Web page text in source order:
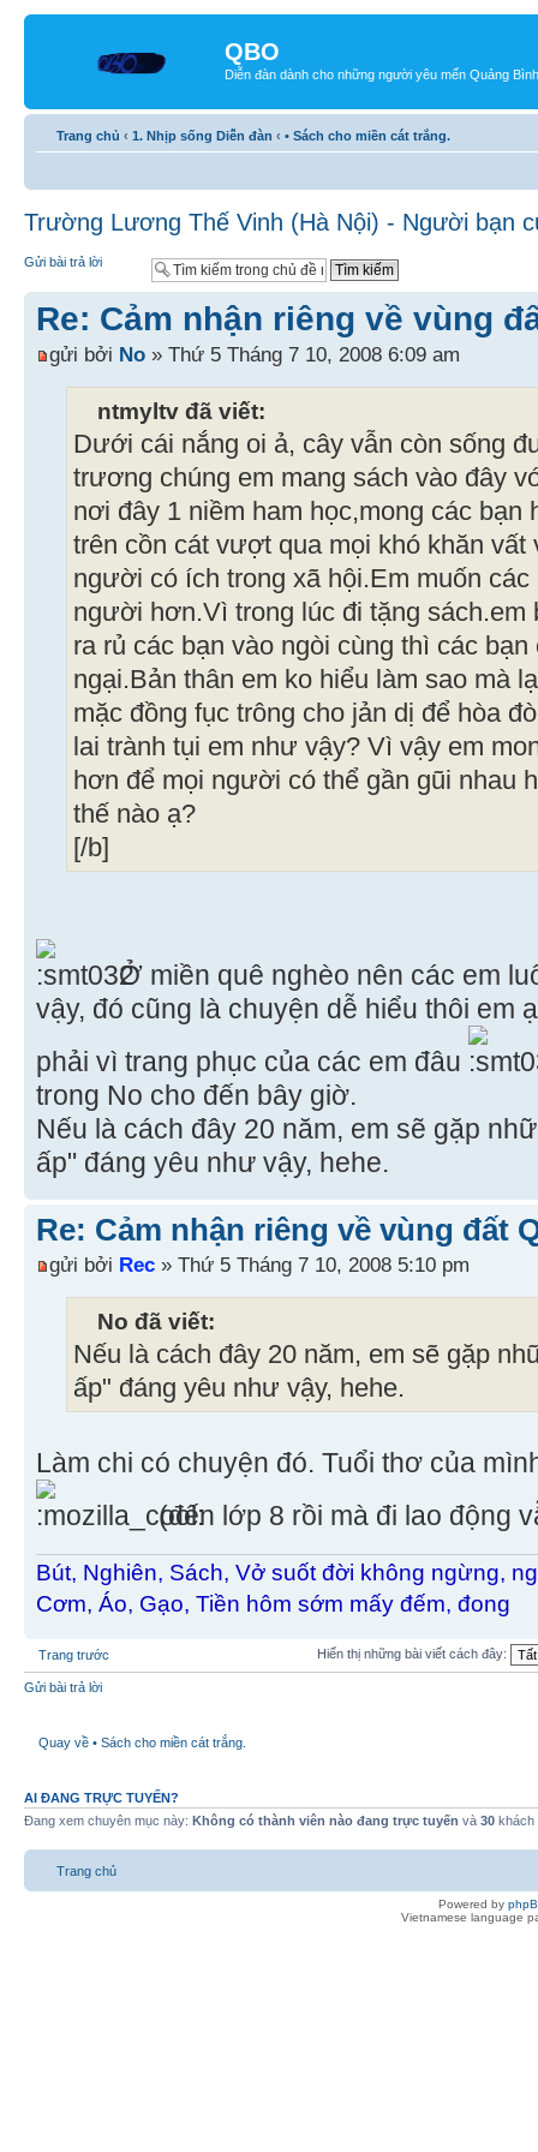
QBO
Diễn đàn dành cho những người yêu mến Quảng Bình
Trang chủ ‹ 1. Nhịp sống Diễn đàn ‹ • Sách cho miền cát trắng.
Trường Lương Thế Vinh (Hà Nội) - Người bạn
Gửi bài trả lời
Re: Cảm nhận riêng về vùng
gửi bởi No » Thứ 5 Tháng 7 10, 2008 6:09 am
ntmyltv đã viết:
Dưới cái nắng oi ả, cây vẫn còn sống
trương chúng em mang sách vào đây
nơi đây 1 niềm ham học,mong các
trên cồn cát vượt qua mọi khó khăn vất
người có ích trong xã hội.Em muốn
người hơn.Vì trong lúc đi tặng sách.em
ra rủ các bạn vào ngòi cùng thì các
ngại.Bản thân em ko hiểu làm sao mà
mặc đồng fục trông cho jản dị để hòa
lai trành tụi em như vậy? Vì vậy em
hơn để mọi người có thể gần gũi nhau
thế nào ạ?
[/b]
Ở miền quê nghèo nên các em
vậy, đó cũng là chuyện dễ hiểu thôi em
phải vì trang phục của các em đâu
trong No cho đến bây giờ.
Nếu là cách đây 20 năm, em sẽ gặp
ấp" đáng yêu như vậy, hehe.
Re: Cảm nhận riêng về vùng đất
gửi bởi Rec » Thứ 5 Tháng 7 10, 2008 5:10 pm
No đã viết:
Nếu là cách đây 20 năm, em sẽ gặp
ấp" đáng yêu như vậy, hehe.
Làm chi có chuyện đó. Tuổi thơ của
(đến lớp 8 rồi mà đi lao động
Bút, Nghiên, Sách, Vở suốt đời không ngừng,
Cơm, Áo, Gạo, Tiền hôm sớm mấy đếm, đong
Trang trước Hiển thị những bài viết cách đây:
Gửi bài trả lời
Quay về • Sách cho miền cát trắng.
AI ĐANG TRỰC TUYẾN?
Đang xem chuyên mục này: Không có thành viên nào đang trực tuyến và 30 khách
Trang chủ
Powered by
Vietnamese language